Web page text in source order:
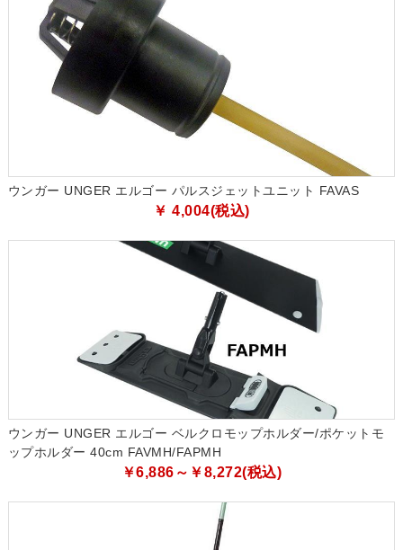
ウンガー UNGER エルゴー パルスジェットユニット FAVAS
￥ 4,004(税込)
ウンガー UNGER エルゴー ベルクロモップホルダー/ポケットモ
ップホルダー 40cm FAVMH/FAPMH
￥6,886～￥8,272(税込)